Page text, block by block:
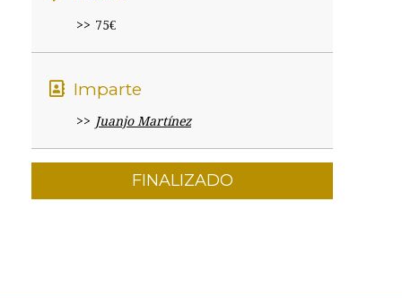
75€
Imparte
Juanjo Martínez
FINALIZADO